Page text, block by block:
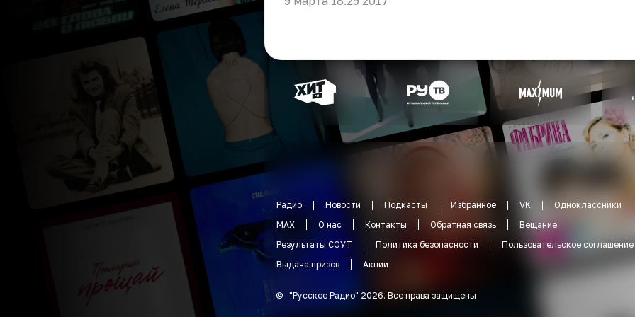
Радио Новости Подкасты Избранное VK
Одноклассники
MAX
О нас Контакты Обратная связь
Вещание
Результаты СОУТ
Политика безопасности
Пользовательское соглашение
Выдача призов
Акции
© "Русское Радио" 2026. Все права защищены